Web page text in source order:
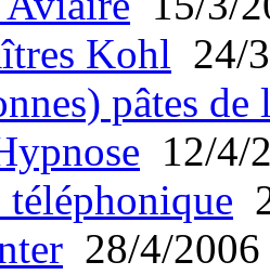
Kohl 24/
pâtes de
12/4/
téléphonique
28/4/2006